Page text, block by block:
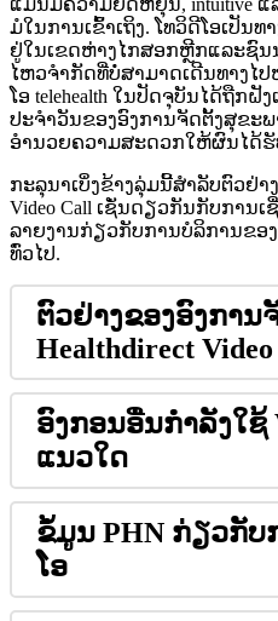
ມໃນການເຂາເຖງ. ໂທວດໂອເປນທາ
ຢໃນເຂດຫາງໄກສອກຫກແລະຊນ
ໄຫວຈາກດທບສາມາດເດນທາງໄປ
ໂອ telehealth ໃນປດຈບນໄດຖກຝງເ
ປະຈາວນຂອງອງການຈດຕງສຂະພ
ອານວຍຄວາມສະດວກໃຫຜນໄດຮ
ກະລນາເບງຂາງລມນສາລບຕວຢາງ
Video Call ເຊນດຽວກນກບການເຊ
ລາຍງານກຽວກບການບລການຂອງ
ທວໄປ.
ຕວຢາງຂອງອງການ
Healthdirect Video
ອງກອນອນກລງໃຊ
ແນວໃດ
ຂມນ PHN ກຽວກບ
ໂອ